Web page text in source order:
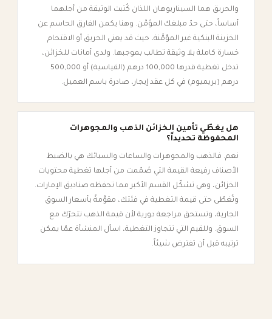
والحريق هما السيناريوهان اللذان كُتبت الوثيقة من أجلهما
أساساً، حتى حدّ مبلغك المؤمَّن. وهنا يكمن الفارق الحاسم عن
الخزينة البنكية غير المؤمَّنة، حيث قد يعني الحريق أو الاقتحام
خسارة كاملة بلا وثيقة تطالب بموجبها. ولدى أمانات للخزائن،
تدخل تغطية قدرها 100,000 درهم (القياسية) أو 500,000
درهم (بريميوم) في كل عقد إيجار، صادرة باسم العميل.
هل يغطّي تأمين الخزائن الذهب والمجوهرات
المحفوظة تحديداً؟
نعم. فالذهب والمجوهرات والساعات والسبائك هي بالضبط
الأصناف رفيعة القيمة التي صُمّمت من أجلها تغطية محتويات
الخزائن، وهي تشكّل القسم الأكبر مما تحفظه صناديق الإمارات.
وتُغطّى حتى قيمة التغطية في فئتك، مقوَّمةً بأسعار السوق
الجارية، وتستحق مراجعة دورية لأن قيمة الذهب تتحرّك مع
السوق. وللقيم التي تتجاوز التغطية، اسأل المنشأة عمّا يمكن
ترتيبه قبل أن تفترض شيئاً.